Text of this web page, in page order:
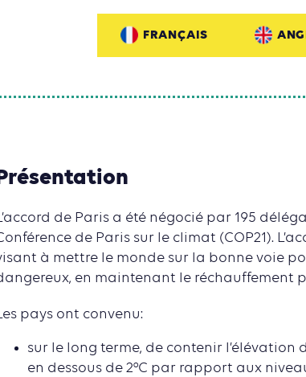
FRANÇAIS
de Paris a été négocié par 195
de Paris sur le climat (COP21).
à mettre le monde sur la bonne voie
en maintenant le réchauffement
Les pays ont convenu:
sur le long terme, de contenir
en dessous de 2°C par rapport aux